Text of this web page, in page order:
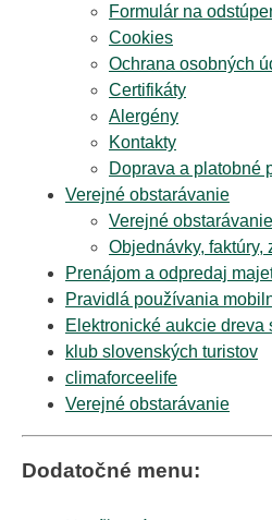
Formulár na
Cookies
Ochrana osobných
Certifikáty
Alergény
Kontakty
Doprava a platobné
Verejné obstarávanie
Verejné obstarávanie
Objednávky, faktúry,
Prenájom a odpredaj
Pravidlá používania
Elektronické aukcie dreva
klub slovenských turistov
climaforceelife
Verejné obstarávanie
Dodatočné menu: